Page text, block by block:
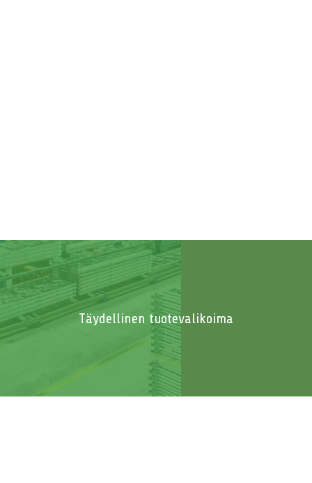
Syöminen
Juominen
Lehmäliikenne
Huomio
Täydellinen tuotevalikoima